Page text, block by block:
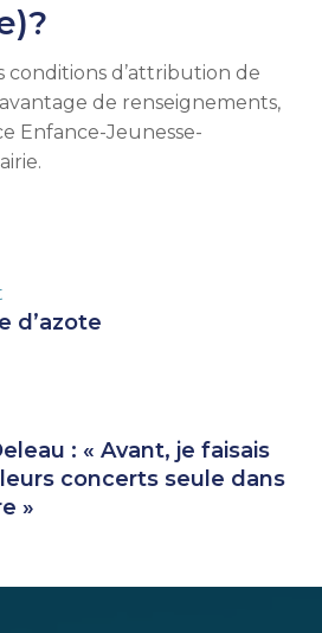
conditions d’attribution de
de renseignements,
Enfance-Jeunesse-
d’azote
: « Avant, je faisais
concerts seule dans
»